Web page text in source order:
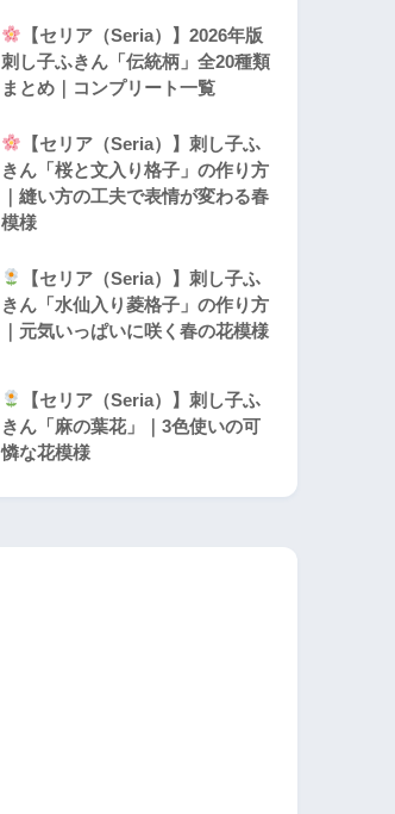
【セリア（Seria）】2026年版
刺し子ふきん「伝統柄」全20種類
まとめ｜コンプリート一覧
【セリア（Seria）】刺し子ふ
きん「桜と文入り格子」の作り方
｜縫い方の工夫で表情が変わる春
模様
【セリア（Seria）】刺し子ふ
きん「水仙入り菱格子」の作り方
｜元気いっぱいに咲く春の花模様
【セリア（Seria）】刺し子ふ
きん「麻の葉花」｜3色使いの可
憐な花模様